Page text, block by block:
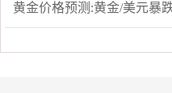
黄金价格预测:黄金/美元暴